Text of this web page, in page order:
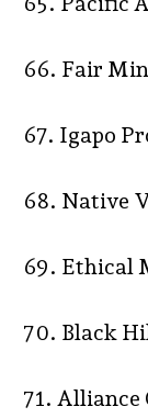
66. Fair
67. Igapo
68. Native
69. Ethical
70. Black
71. Alliance